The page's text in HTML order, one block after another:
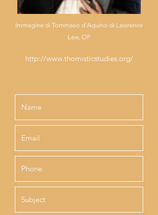
Immagine di Tommaso d'Aquino di Lawrence
Lew, OP
http://www.thomisticstudies.org/